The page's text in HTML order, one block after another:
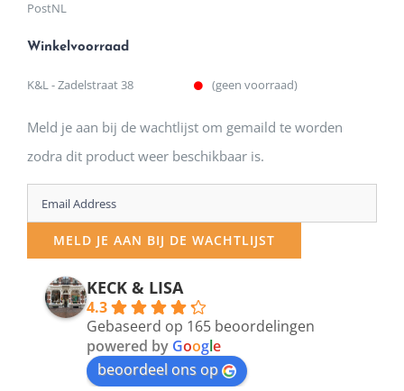
PostNL
Winkelvoorraad
K&L - Zadelstraat 38 (geen voorraad)
Meld je aan bij de wachtlijst om gemaild te worden
zodra dit product weer beschikbaar is.
Enter
your
email
address
MELD JE AAN BIJ DE WACHTLIJST
KECK & LISA
4.3
Gebaseerd op 165 beoordelingen
powered by Google
beoordeel ons op